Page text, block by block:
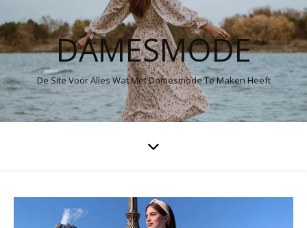
DAMESMODE
De Site Voor Alles Wat Met Damesmode Te Maken Heeft